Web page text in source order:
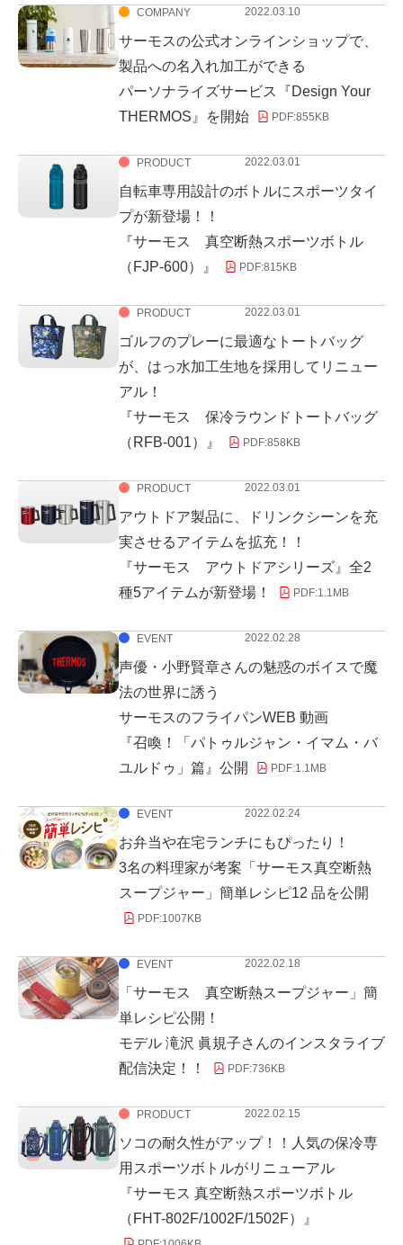
COMPANY 2022.03.10
サーモスの公式オンラインショップで、
製品への名入れ加工ができる
パーソナライズサービス『Design Your
THERMOS』を開始
PDF:855KB
PRODUCT 2022.03.01
自転車専用設計のボトルにスポーツタイ
プが新登場！！
『サーモス 真空断熱スポーツボトル
（FJP-600）』
PDF:815KB
PRODUCT 2022.03.01
ゴルフのプレーに最適なトートバッグ
が、はっ水加工生地を採用してリニュー
アル！
『サーモス 保冷ラウンドトートバッグ
（RFB-001）』
PDF:858KB
PRODUCT 2022.03.01
アウトドア製品に、ドリンクシーンを充
実させるアイテムを拡充！！
『サーモス アウトドアシリーズ』全2
種5アイテムが新登場！
PDF:1.1MB
EVENT 2022.02.28
声優・小野賢章さんの魅惑のボイスで魔
法の世界に誘う
サーモスのフライパンWEB 動画
『召喚！「パトゥルジャン・イマム・バ
ユルドゥ」篇』公開
PDF:1.1MB
EVENT 2022.02.24
お弁当や在宅ランチにもぴったり！
3名の料理家が考案「サーモス真空断熱
スープジャー」簡単レシピ12 品を公開
PDF:1007KB
EVENT 2022.02.18
「サーモス 真空断熱スープジャー」簡
単レシピ公開！
モデル 滝沢 眞規子さんのインスタライブ
配信決定！！
PDF:736KB
PRODUCT 2022.02.15
ソコの耐久性がアップ！！人気の保冷専
用スポーツボトルがリニューアル
『サーモス 真空断熱スポーツボトル
（FHT-802F/1002F/1502F）』